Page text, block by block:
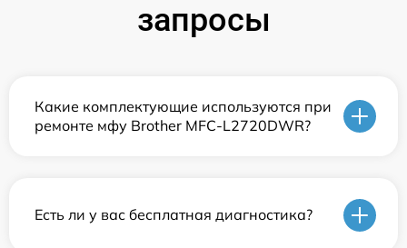
запросы
Какие комплектующие используются при
ремонте мфу Brother MFC-L2720DWR?
Есть ли у вас бесплатная диагностика?